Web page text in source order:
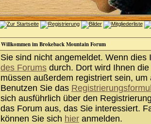
Willkommen im Brokeback Mountain Forum
Sie sind nicht angemeldet. Wenn
des Forums durch. Dort wird Ihnen
müssen außerdem registriert sein,
Benutzen Sie das
sich ausführlich über den
das Forum aus, das Sie interessiert.
können Sie sich hier anmelden.